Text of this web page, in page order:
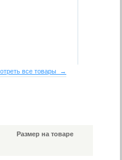
все товары →
Размер на товаре